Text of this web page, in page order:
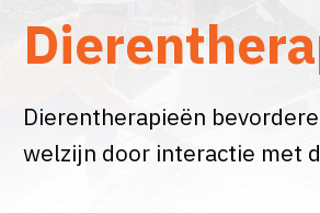
Dierentherapieën
welzijn door interactie met